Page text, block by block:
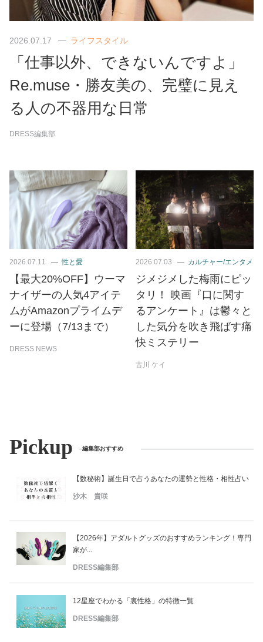
2026.07.17 ライフスタイル
「仕事以外、できないんですよ」
Re.muse・勝友美の、完璧に見え
る人の不器用な日常
DRESS編集部
2026.07.11 性と愛
【最大20%OFF】ウーマ
ナイザーの人気4アイテ
ムがAmazonプライムデ
ーに登場（7/13まで）
DRESS NEWS
2026.07.03 カルチャー/エンタメ
ジメジメした梅雨にピッ
タリ！ 映画『口に関す
るアンケート』は鬱々と
した気分を吹き飛ばす痛
快ミステリー
古川 ケイ
Pickup 編集部おすすめ
【数秘術】誕生日で占うあなたの運勢と性格・相性占い
沙木 貴咲
【2026年】アダルトグッズのおすすめランキング！専門
家が...
DRESS編集部
12星座でわかる「裏性格」の特徴一覧
DRESS編集部